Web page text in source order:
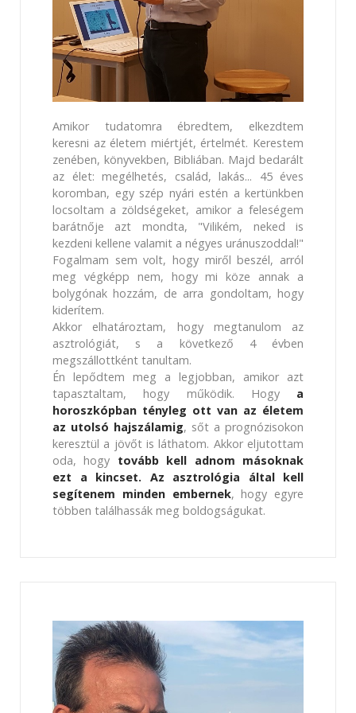
Amikor tudatomra ébredtem, elkezdtem
keresni az életem miértjét, értelmét. Kerestem
zenében, könyvekben, Bibliában. Majd bedarált
az élet: megélhetés, család, lakás... 45 éves
koromban, egy szép nyári estén a kertünkben
locsoltam a zöldségeket, amikor a feleségem
barátnője azt mondta, "Vilikém, neked is
kezdeni kellene valamit a négyes uránuszoddal!"
Fogalmam sem volt, hogy miről beszél, arról
meg végképp nem, hogy mi köze annak a
bolygónak hozzám, de arra gondoltam, hogy
kiderítem.
Akkor elhatároztam, hogy megtanulom az
asztrológiát, s a következő 4 évben
megszállottként tanultam.
Én lepődtem meg a legjobban, amikor azt
tapasztaltam, hogy működik. Hogy a
horoszkópban tényleg ott van az életem
az utolsó hajszálamig, sőt a prognózisokon
keresztül a jövőt is láthatom. Akkor eljutottam
oda, hogy tovább kell adnom másoknak
ezt a kincset. Az asztrológia által kell
segítenem minden embernek, hogy egyre
többen találhassák meg boldogságukat.